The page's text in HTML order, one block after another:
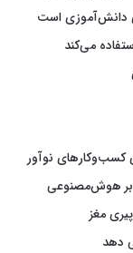
دانش‌آموزی است
می‌کند
کسب‌وکارهای نوآور
بر هوش‌مصنوعی
مغز
دهد